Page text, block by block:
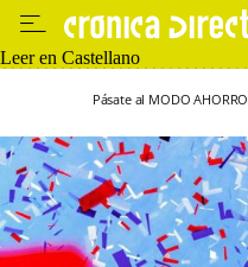
Leer en Castellano
Pásate al MODO AHORRO